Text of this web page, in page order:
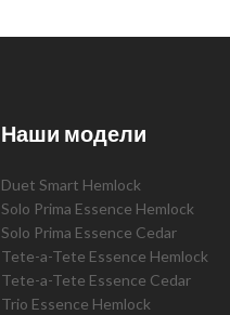
Наши модели
Duet Smart Hemlock
Solo Prima Essence Hemlock
Solo Prima Essence Cedar
Tete-a-Tete Essence Hemlock
Tete-a-Tete Essence Cedar
Trio Essence Hemlock